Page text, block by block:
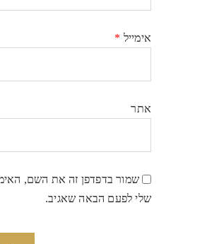
אימייל *
אתר
שמור בדפדפן זה את השם,
שלי לפעם הבאה שאגיב.